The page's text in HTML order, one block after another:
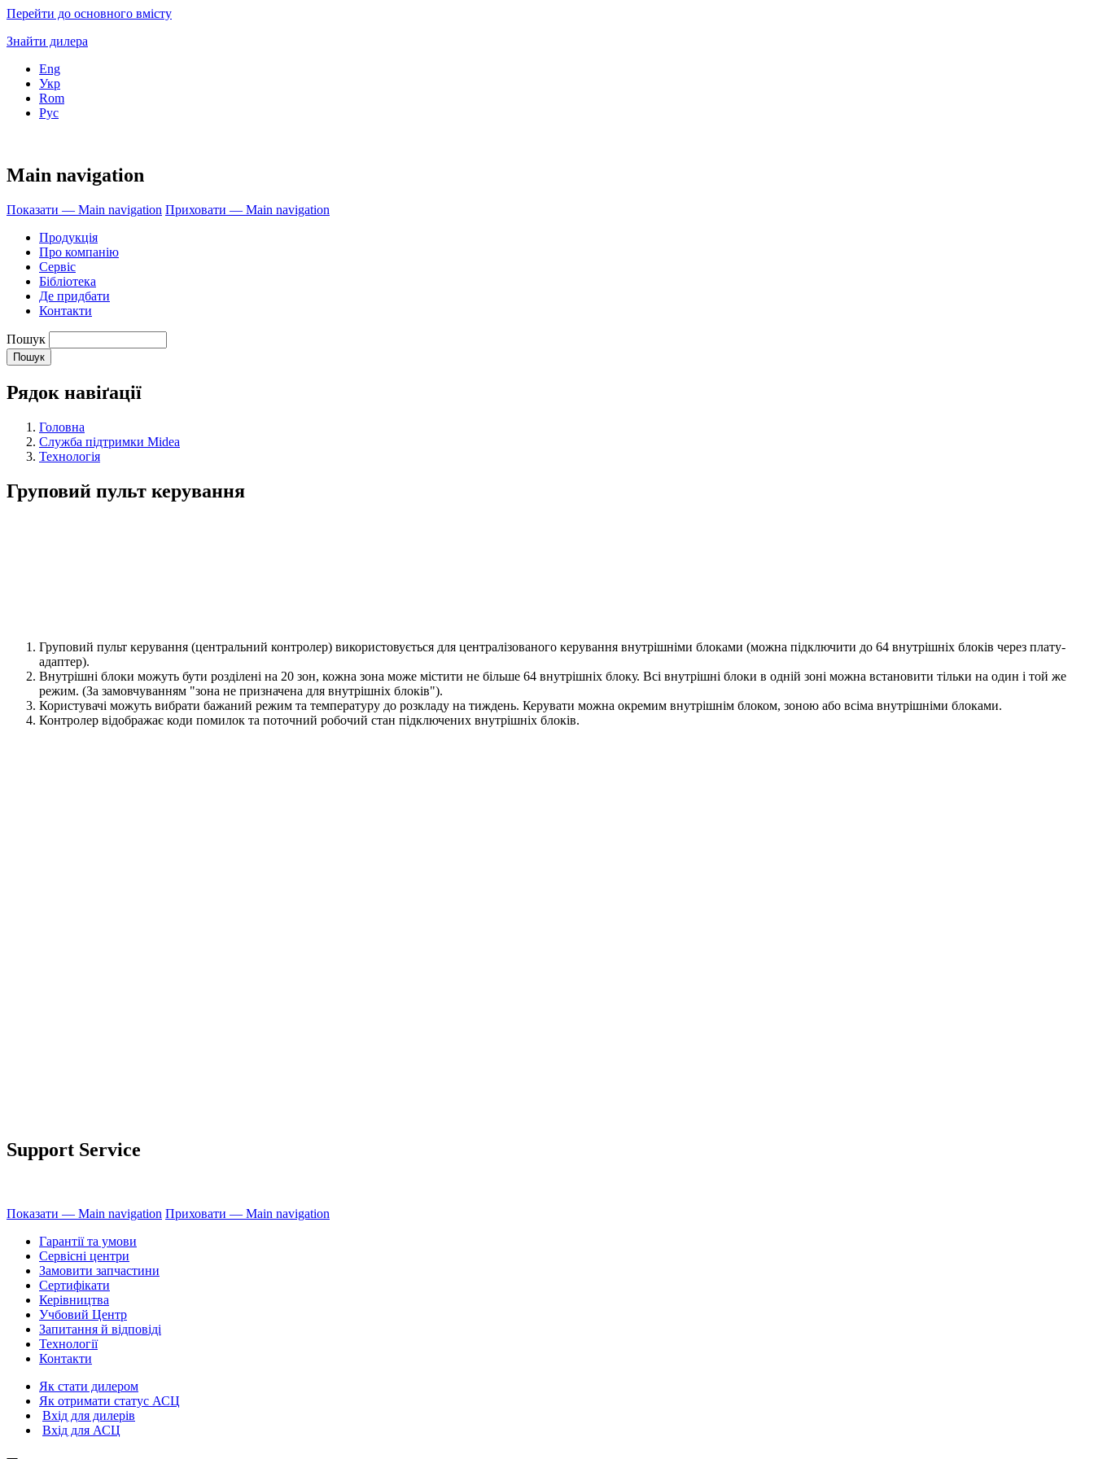
Перейти до основного вмісту
Знайти дилера
Eng
Укр
Rom
Рус
Main navigation
Показати — Main navigation Приховати — Main navigation
Продукція
Про компанію
Сервіс
Бібліотека
Де придбати
Контакти
Пошук
Рядок навіґації
Головна
Служба підтримки Midea
Технологія
Груповий пульт керування
Груповий пульт керування (центральний контролер) використовується для централізованого керування внутрішніми блоками (можна підключити до 64 внутрішніх блоків через плату-
адаптер).
Внутрішні блоки можуть бути розділені на 20 зон, кожна зона може містити не більше 64 внутрішніх блоку. Всі внутрішні блоки в одній зоні можна встановити тільки на один і той же
режим. (За замовчуванням "зона не призначена для внутрішніх блоків").
Користувачі можуть вибрати бажаний режим та температуру до розкладу на тиждень. Керувати можна окремим внутрішнім блоком, зоною або всіма внутрішніми блоками.
Контролер відображає коди помилок та поточний робочий стан підключених внутрішніх блоків.
Support Service
Показати — Main navigation Приховати — Main navigation
Гарантії та умови
Сервісні центри
Замовити запчастини
Сертифікати
Керівництва
Учбовий Центр
Запитання й відповіді
Технології
Контакти
Як стати дилером
Як отримати статус АСЦ
Вхід для дилерів
Вхід для АСЦ